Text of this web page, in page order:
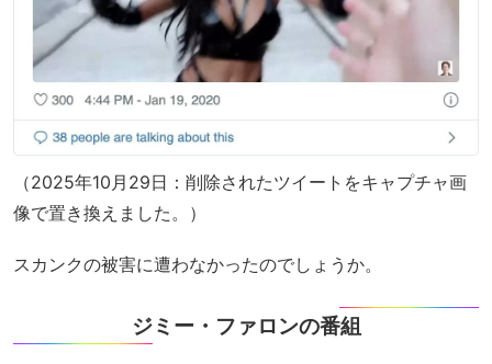
（2025年10月29日：削除されたツイートをキャプチャ画
像で置き換えました。）
スカンクの被害に遭わなかったのでしょうか。
ジミー・ファロンの番組